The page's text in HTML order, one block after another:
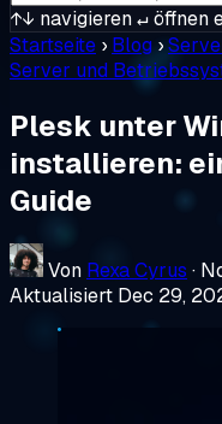
↑↓ navigieren↵öffnen
Startseite › Blog ›
Server und
Plesk unter
installieren:
Guide
Von Rexa Cyrus ·
Aktualisiert Dec 29,